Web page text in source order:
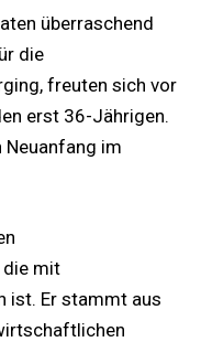
überraschend
die
freuten sich vor
erst 36-Jährigen.
Neuanfang im
die mit
ist. Er stammt aus